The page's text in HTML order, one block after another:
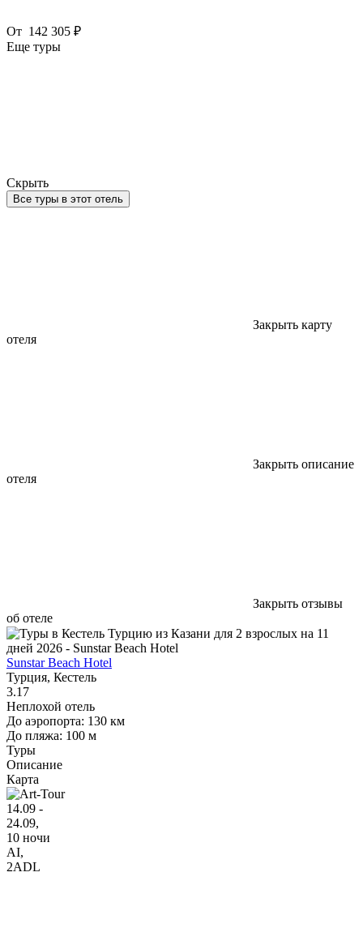
От 142 305 ₽
Еще туры
Скрыть
Все туры в этот отель
Закрыть карту
отеля
Закрыть описание
отеля
Закрыть отзывы
об отеле
Sunstar Beach Hotel
Турция, Кестель
3.17
Неплохой отель
До аэропорта: 130 км
До пляжа: 100 м
Туры
Описание
Карта
14.09 -
24.09,
10 ночи
AI,
2ADL